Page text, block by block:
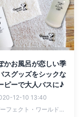
かお風呂が恋しい季
スグッズをシックな
ピーで大人バスに♪
12-10 13:40
パーフェクト・ワールド株式会社